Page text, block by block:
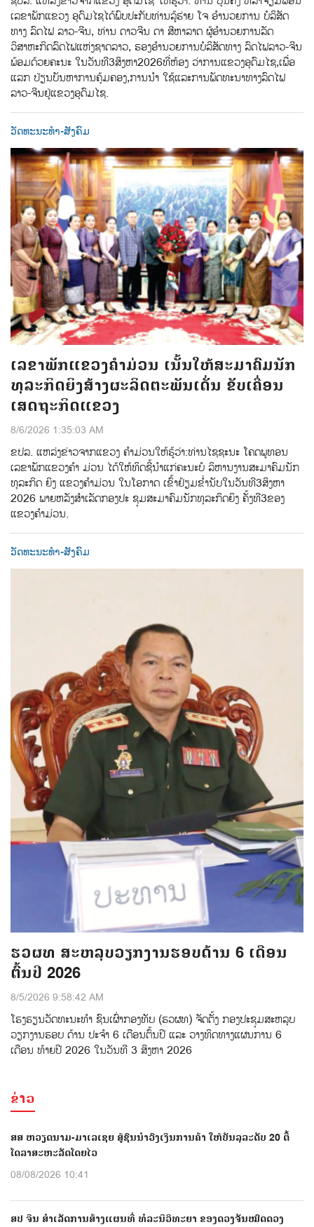
ເລຂາພັກແຂວງ ອຸດົມໄຊ​ໄດ້ພົບປະກັບ​ທ່ານ​ລູ້ຮ່າຍ ໂຈ​ ອຳນວຍການ​ ບໍລິສັດ​
ທາງ ລົດໄຟ​ ລາວ-ຈີນ,​ ທ່ານ​ ດາວຈີນ ດາ​ ສີຫາລາດ​ ຜູ້ອຳນວຍການລັດ
ວິສາຫະກິດລົດໄຟແຫ່ງຊາດລາວ,​ ຮອງອຳນວຍການບໍລິສັດທາງ ລົດໄຟ​ລາວ-ຈີນ​
ພ້ອມດ້ວຍຄະນະ​ ໃນວັນທີ​3​ສິງຫາ​2026​ທີ່ຫ້ອງ ວ່າການ​ແຂວງອຸດົມໄຊ,​ເພື່ອ
ແລກ​ ປ່ຽນບັນຫາການຄຸ້ມຄອງ,​ການນຳ ໃຊ້​ແລະ​ການພັດທະນາທາງລົດໄຟ​
ລາວ-ຈີນ​ຢູ່​ແຂວງອຸດົມໄຊ.
ວັດທະນະທຳ-ສັງຄົມ
ເລຂາພັກແຂວງຄຳມ່ວນ ເນັ້ນໃຫ້ສະມາຄົມນັກ
ທຸລະກິດຍິງສ້າງຜະລິດຕະພັນເດັ່ນ ຂັບເຄື່ອນ
ເສດຖະກິດແຂວງ
8/6/2026 1:35:03 AM
ຂປລ.​ ແຫລ່ງຂ່າວຈາກແຂວງ ຄຳມ່ວນ​ໃຫ້ຮູ້ວ່າ:​ທ່ານ​ໄຊຊະນະ​ ໂຄດພູທອນ​
ເລຂາພັກແຂວງຄຳ ມ່ວນ​ ໄດ້ໃຫ້ທິດຊີ້ນໍາແກ່ຄະນະບໍ ລິຫານງານສະມາຄົມນັກ
ທຸລະກິດ ຍິງ​ ແຂວງຄຳມ່ວນ​ ໃນໂອກາດ ເຂົ້າຢ້ຽມຂໍ່ານັບ​ໃນວັນທີ​3​ສິງຫາ​
2026​ ພາຍຫລັງສໍາເລັດກອງປະ​ ຊຸມສະມາຄົມນັກທຸລະກິດຍິງ​ ຄັ້ງທີ​3​ຂອງ
ແຂວງຄໍາມ່ວນ.​
ວັດທະນະທຳ-ສັງຄົມ
ຮວຜທ ສະຫລຸບວຽກງານຮອບດ້ານ 6 ເດືອນ
ຕົ້ນປີ 2026
8/5/2026 9:58:42 AM
ໂຮງຮຽນວັດທະນະທຳ ຊົນເຜົ່າກອງທັບ (ຮວຜທ) ຈັດຕັ້ງ ກອງປະຊຸມສະຫລຸບ
ວຽກງານຮອບ ດ້ານ ປະຈໍາ 6 ເດືອນຕົ້ນປີ ແລະ ວາງທິດທາງແຜນການ 6
ເດືອນ ທ້າຍປີ 2026 ໃນວັນທີ 3 ສິງຫາ 2026
ຂ່າວ
ສສ ຫວຽດນາມ-ມາເລເຊຍ ສູ້ຊົນນຳວົງເງິນການຄ້າ ໃຫ້ບັນລຸລະດັບ 20 ຕື້
ໂດລາສະຫະລັດໂດຍໄວ
08/08/2026 10:41
ສປ ຈີນ ສຳເລັດການສ້າງແຜນທີ່ ທໍລະນີວິທະຍາ ຂອງດວງຈັນໝົດດວງ